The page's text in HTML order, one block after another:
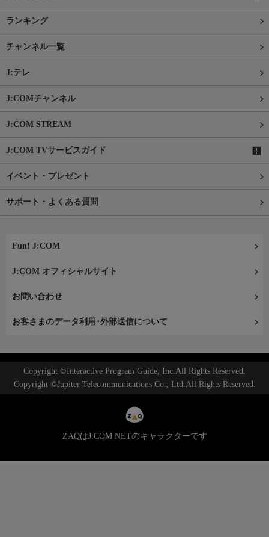
ランキング
チャンネル一覧
J:テレ
J:COMチャンネル
J:COM STREAM
J:COM TVサービスガイド
イベント・プレゼント
サポート・よくある質問
Fun! J:COM
J:COM オフィシャルサイト
お問い合わせ
お客さまのデータ利用･外部送信について
Copyright ©Interactive Program Guide, Inc.All Rights Reserved.
Copyright ©Jupiter Telecommunications Co., Ltd.All Rights Reserved.
ZAQはJ:COM NETのキャラクターです